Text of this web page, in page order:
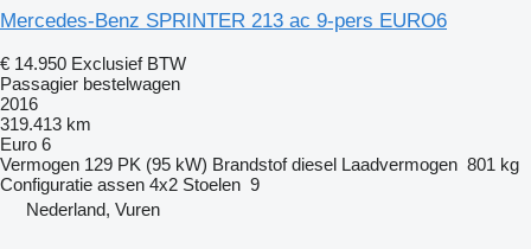
Mercedes-Benz SPRINTER 213 ac 9-pers EURO6
€ 14.950 Exclusief BTW
Passagier bestelwagen
2016
319.413 km
Euro 6
Vermogen 129 PK (95 kW) Brandstof diesel Laadvermogen 801 kg
Configuratie assen 4x2 Stoelen 9
Nederland, Vuren